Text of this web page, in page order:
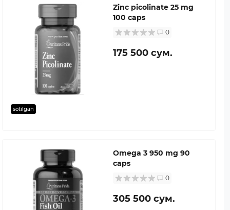
sotilgan
Zinc picolinate 25 mg
100 caps
0
175 500 сум.
Omega 3 950 mg 90
caps
0
305 500 сум.